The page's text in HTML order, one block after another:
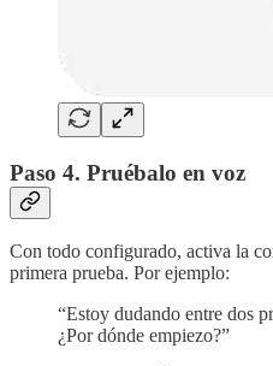
Paso 4. Pruébalo en voz
Con todo configurado, activa la
primera prueba. Por ejemplo:
“Estoy dudando entre dos
¿Por dónde empiezo?”